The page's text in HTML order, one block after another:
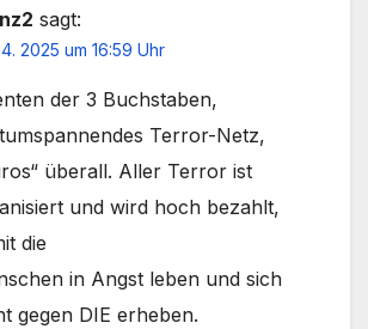
sagt:
2025 um 16:59 Uhr
der 3 Buchstaben,
Terror-Netz,
überall. Aller Terror ist
und wird hoch bezahlt,
die
in Angst leben und sich
gegen DIE erheben.